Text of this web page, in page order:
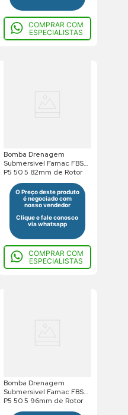
COMPRAR COM
ESPECIALISTAS
Bomba Drenagem
Submersivel Famac FBS
P5 50 5 82mm de Rotor
1/2Cv 220V Monofasico
O Preço deste produto
é negociado com
nosso vendedor
Clique e fale conosco
via whatsapp
COMPRAR COM
ESPECIALISTAS
Bomba Drenagem
Submersivel Famac FBS
P5 50 5 96mm de Rotor
1,0Cv 110V Monofasico